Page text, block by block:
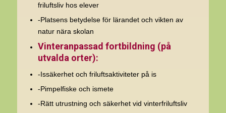
friluftsliv hos elever
-Platsens betydelse för lärandet och vikten av
natur nära skolan
Vinteranpassad fortbildning (på
utvalda orter):
-Issäkerhet och friluftsaktiviteter på is
-Pimpelfiske och ismete
-Rätt utrustning och säkerhet vid vinterfriluftsliv